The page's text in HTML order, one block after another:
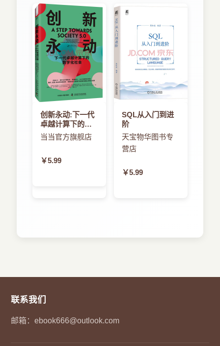
第3章 Android用户界面设计
3.1 用户界面组件包widget和View类
3.2 文本标签与按钮
3.2.1 文本标签
3.2.2 按钮
3.3 文本编辑框
3.4 Android布局管理
3.4.1 布局文件的规范与重要属性
3.4.2 常见的布局方式
3.5.1 进度条
3.5.2 选项按钮
3.6 图像显示与画廊组件
3.6.1 图像显示Image View类I
3.6.2 画廊组件Gallery与图片切换器Image
习题3
4.1.3 应用Intent在Activity页面之间传递数据
……
创新永动:下一代
卓越计算下的数
字化社会
当当官方旗舰店
￥5.99
SQL从入门到进
阶
天宝物华图书专
营店
￥5.99
联系我们
邮箱：ebook666@outlook.com